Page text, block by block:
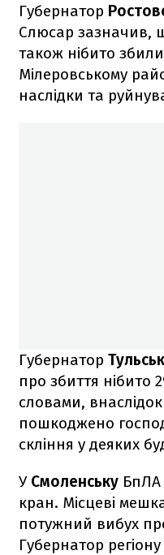
Губернатор
Слюсар зазначив,
також нібито
Мілеровському
наслідки та
Губернатор
про збиття нібито
словами,
пошкоджено
скління у деяких
У Смоленську БпЛА
кран. Місцеві
потужний вибух
Губернатор